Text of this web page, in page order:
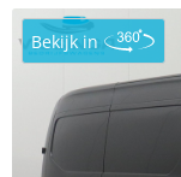
Bekijk in